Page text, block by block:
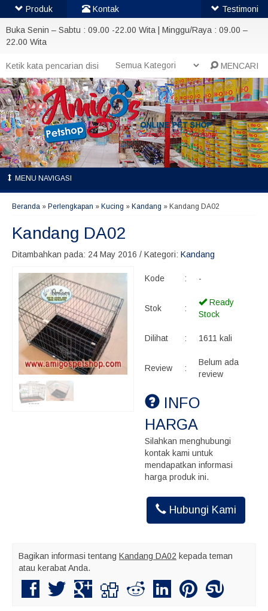
Buka Senin – Sabtu : 09.00 -22.00 Wita | Minggu/Raya : 09.00 –
22.00 Wita
MENCARI
MENU NAVIGASI
Beranda » Perlengkapan » Kucing » Kandang » Kandang DA02
Kandang DA02
Ditambahkan pada: 24 May 2016 / Kategori: Kandang
Kode : -
Stok :
Ready
Stock
Dilihat : 1611 kali
Review :
Belum ada
review
INFO
HARGA
Silahkan menghubungi
kontak kami untuk
mendapatkan informasi
harga produk ini.
Hubungi Kami
Bagikan informasi tentang Kandang DA02 kepada teman
atau kerabat Anda.
Produk Kontak Testimoni